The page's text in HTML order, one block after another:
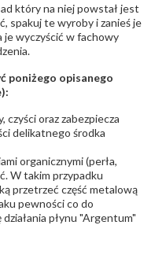
który na niej powstał jest
spakuj te wyroby i zanieś je
je wyczyścić w fachowy
poniżego opisanego
czyści oraz zabezpiecza
delikatnego środka
organicznymi (perła,
W takim przypadku
przetrzeć część metalową
pewności co do
płynu "Argentum"